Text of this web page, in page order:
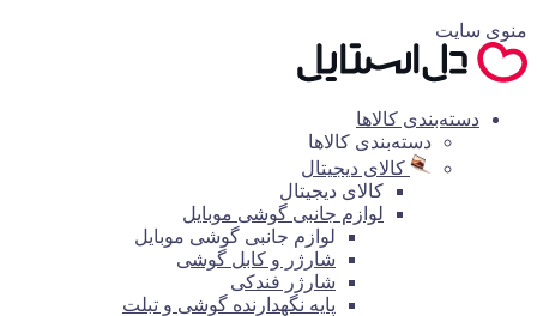
منوی سایت
دسته‌بندی کالاها
دسته‌بندی کالاها
کالای دیجیتال
کالای دیجیتال
لوازم جانبی گوشی موبایل
لوازم جانبی گوشی موبایل
شارژر و کابل گوشی
شارژر فندکی
پایه نگهدارنده گوشی و تبلت